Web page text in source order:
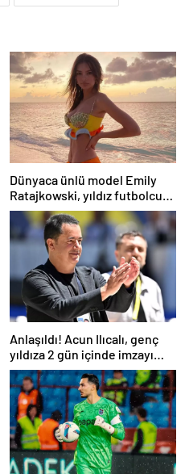
Dünyaca ünlü model Emily
Ratajkowski, yıldız futbolcuya
hayranlığını ilan etti
Anlaşıldı! Acun Ilıcalı, genç
yıldıza 2 gün içinde imzayı
attırıyor